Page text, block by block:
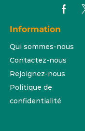
Information
Qui sommes-nous
Contactez-nous
Rejoignez-nous
Politique de
confidentialité